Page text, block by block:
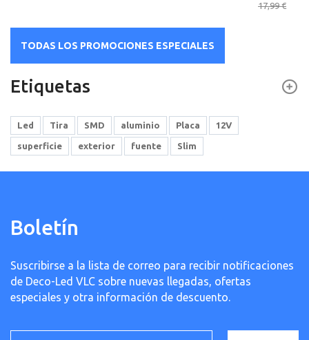
17,99 €
TODAS LOS PROMOCIONES ESPECIALES
Etiquetas
Led Tira SMD aluminio Placa 12V
superficie exterior fuente Slim
Boletín
Suscribirse a la lista de correo para recibir notificaciones
de Deco-Led VLC sobre nuevas llegadas, ofertas
especiales y otra información de descuento.